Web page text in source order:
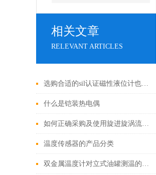
相关文章
RELEVANT ARTICLES
选购合适的sil认证磁性液位计也是一个技术活，这些因素一定要考虑！
什么是铠装热电偶
如何正确采购及使用旋进旋涡流量计
温度传感器的产品分类
双金属温度计对立式油罐测温的优缺点